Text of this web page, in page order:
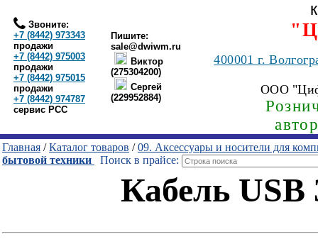
Звоните:
+7 (8442) 973343
продажи
+7 (8442) 975003
продажи
+7 (8442) 975015
продажи
+7 (8442) 974787
сервис РСС
Пишите:
sale@dwiwm.ru
Виктор
(275304200)
Сергей
(229952884)
400001г.
ООО
Главная /Каталог товаров /09. Аксессуары и носители для
бытовой техники
Поиск в прайсе:
Кабель